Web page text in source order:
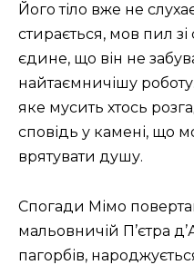
Його тіло вже не
стирається, мов пил зі
єдине, що він не
найтаємничішу
яке мусить хтось
сповідь у камені, що
врятувати душу.
Спогади Мімо
мальовничій П’єтра
пагорбів,